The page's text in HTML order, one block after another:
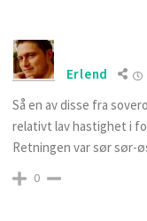
Erlend
Så en av disse fra
relativt lav hastighet i
Retningen var sør sør-
0